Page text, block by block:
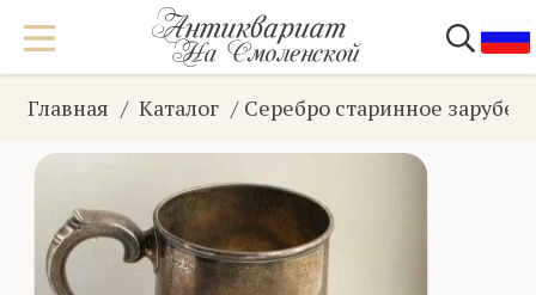
Главная Каталог Серебро старинное